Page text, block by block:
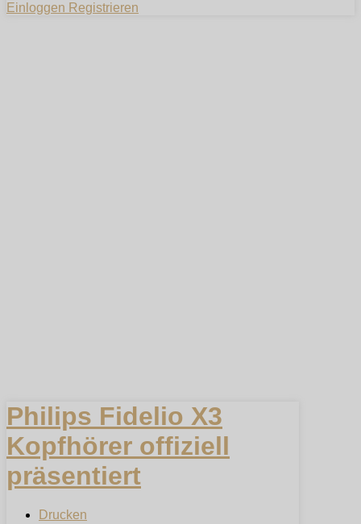
Einloggen Registrieren
Philips Fidelio X3
Kopfhörer offiziell
präsentiert
Drucken